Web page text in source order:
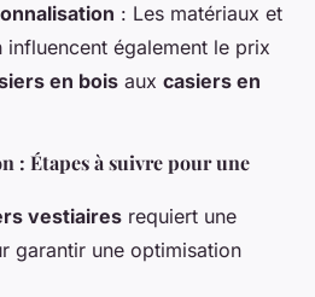
: Les matériaux et
influencent également le prix
en bois aux casiers en
: Étapes à suivre pour une
vestiaires requiert une
garantir une optimisation